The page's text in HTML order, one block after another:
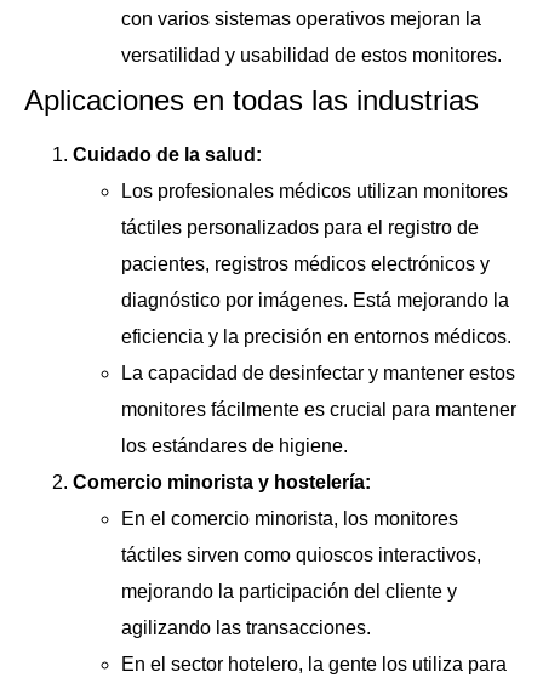
con varios sistemas operativos mejoran la
versatilidad y usabilidad de estos monitores.
Aplicaciones en todas las industrias
Cuidado de la salud:
Los profesionales médicos utilizan monitores
táctiles personalizados para el registro de
pacientes, registros médicos electrónicos y
diagnóstico por imágenes. Está mejorando la
eficiencia y la precisión en entornos médicos.
La capacidad de desinfectar y mantener estos
monitores fácilmente es crucial para mantener
los estándares de higiene.
Comercio minorista y hostelería:
En el comercio minorista, los monitores
táctiles sirven como quioscos interactivos,
mejorando la participación del cliente y
agilizando las transacciones.
En el sector hotelero, la gente los utiliza para